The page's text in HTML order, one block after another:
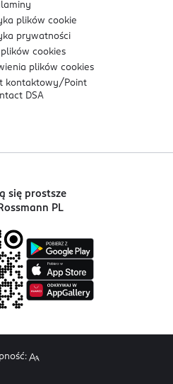
plikówcookie
prywatności
plikówcookies
plikówcookies
kontaktowy/ Point
DSA
się prostsze
PL